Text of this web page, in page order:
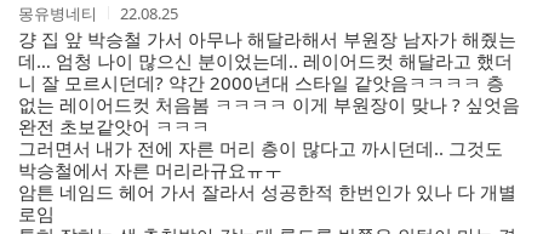
작
성
자
몽유병네티
작
성
시
간
22.08.25
걍 집 앞 박승철 가서 아무나 해달라해서 부원장 남자가 해줬는
데… 엄청 나이 많으신 분이었는데.. 레이어드컷 해달라고 했더
니 잘 모르시던데? 약간 2000년대 스타일 같앗음ㅋㅋㅋㅋ 층
없는 레이어드컷 처음봄 ㅋㅋㅋㅋ 이게 부원장이 맞나 ? 싶엇음
완전 초보같앗어 ㅋㅋㅋ
그러면서 내가 전에 자른 머리 층이 많다고 까시던데.. 그것도
박승철에서 자른 머리라규요ㅠㅜ
암튼 네임드 헤어 가서 잘라서 성공한적 한번인가 있나 다 개별
로임